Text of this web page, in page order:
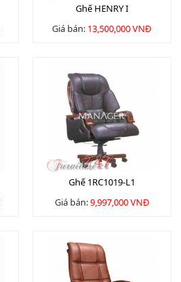
Ghế HENRY I
Giá bán: 13,500,000 VNĐ
Ghế 1RC1019-L1
Giá bán:9,997,000 VNĐ